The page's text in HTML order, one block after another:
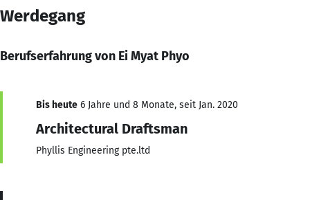
Werdegang
Berufserfahrung von Ei Myat Phyo
Bis heute 6 Jahre und 8 Monate, seit Jan. 2020
Architectural Draftsman
Phyllis Engineering pte.ltd